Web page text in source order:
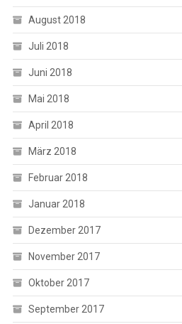
August 2018
Juli 2018
Juni 2018
Mai 2018
April 2018
März 2018
Februar 2018
Januar 2018
Dezember 2017
November 2017
Oktober 2017
September 2017